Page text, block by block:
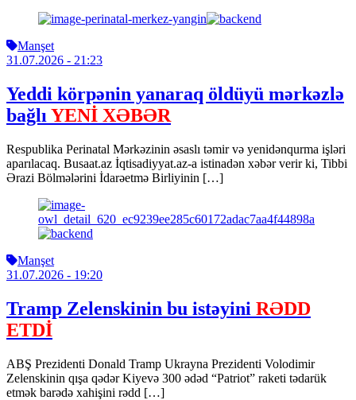
Manşet
31.07.2026 - 21:23
Yeddi körpənin yanaraq öldüyü mərkəzlə
bağlıYENİ XƏBƏR
Respublika Perinatal Mərkəzinin əsaslı təmir və yenidənqurma işləri
aparılacaq. Busaat.az İqtisadiyyat.az-a istinadən xəbər verir ki, Tibbi
Ərazi Bölmələrini İdarəetmə Birliyinin […]
Manşet
31.07.2026 - 19:20
Tramp Zelenskinin bu istəyini RƏDD
ETDİ
ABŞ Prezidenti Donald Tramp Ukrayna Prezidenti Volodimir
Zelenskinin qışa qədər Kiyevə 300 ədəd “Patriot” raketi tədarük
etmək barədə xahişini rədd […]